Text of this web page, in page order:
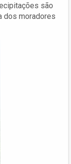
são
dos moradores